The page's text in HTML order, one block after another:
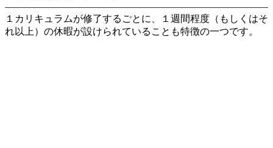
１カリキュラムが修了するごとに、１週間程度（もしくはそ
れ以上）の休暇が設けられていることも特徴の一つです。